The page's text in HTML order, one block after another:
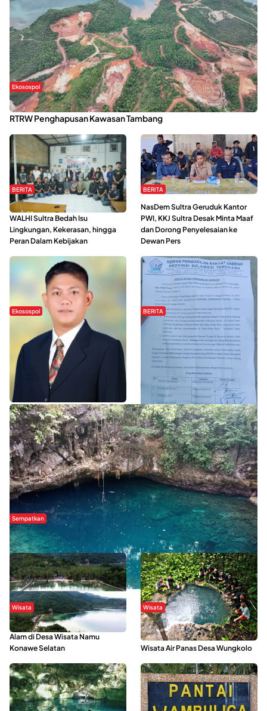
Ekosospol
Kabaena Menanti Kepastian Pemulihan Lingkungan Usai Revisi
RTRW Penghapusan Kawasan Tambang
BERITA
Refleksi Gerakan Perempuan,
WALHI Sultra Bedah Isu
Lingkungan, Kekerasan, hingga
Peran Dalam Kebijakan
BERITA
NasDem Sultra Geruduk Kantor
PWI, KKJ Sultra Desak Minta Maaf
dan Dorong Penyelesaian ke
Dewan Pers
Ekosospol
Slogan Pemberdayaan Lokal
Dinilai Hanya Pemanis, Tokoh
Pemuda Wilalang Kritik Dominasi
Orang Luar
BERITA
Hipmawani Bersama DPRD Sultra
Sepakati RDP Perihal IUP
Pertambangan di Pulau Wawonii
WISATA SULTRA >>
Sempatkan
Danau Rebi-Rebi, Pesona Alam Tersembunyi di Morowali
Wisata
Menikmati Suasana Keindahan
Alam di Desa Wisata Namu
Konawe Selatan
Wisata
Sering Menjadi Tempat Refreshing
Mahasiswa KKN, Yuk Kunjungi
Wisata Air Panas Desa Wungkolo